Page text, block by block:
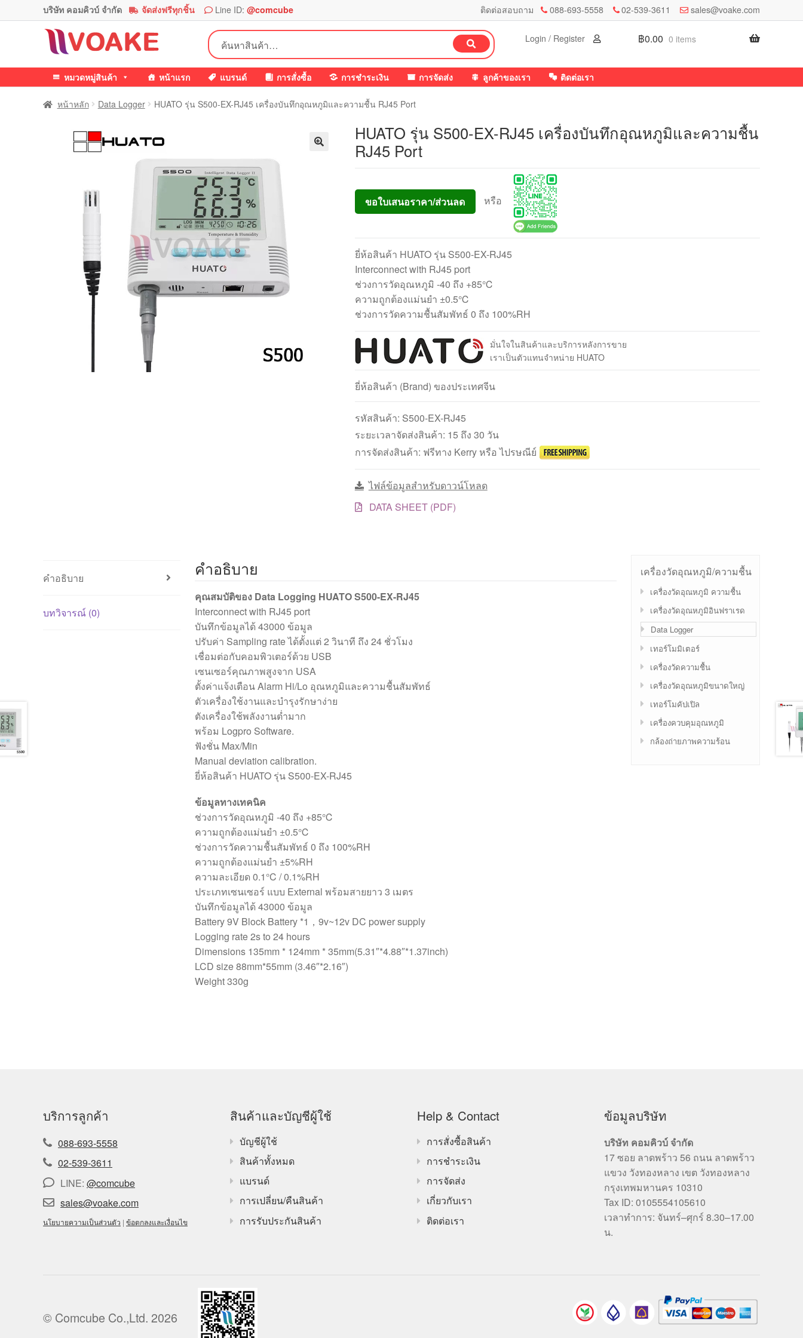
บริษัท คอมคิวบ์ จำกัด จัดส่งฟรีทุกชิ้น Line ID: @comcube ติดต่อสอบถาม 088-693-5558 02-539-3611 sales@voake.com
Skip
to
Skip
to
ค้นหา:
ค้นหา ฿0.00 0 items
Login / Register
หมวดหมู่สินค้า หน้าแรก แบรนด์ การสั่งซื้อ การชำระเงิน การจัดส่ง ลูกค้าของเรา ติดต่อเรา
หน้าหลัก Data Logger HUATO รุ่น S500-EX-RJ45 เครื่องบันทึกอุณหภูมิและความชื้น RJ45 Port
HUATO รุ่น S500-EX-RJ45 เครื่องบันทึกอุณหภูมิและความชื้น
RJ45 Port
ขอใบเสนอราคา/ส่วนลด หรือ
ยี่ห้อสินค้า HUATO รุ่น S500-EX-RJ45
Interconnect with RJ45 port
ช่วงการวัดอุณหภูมิ -40 ถึง +85℃
ความถูกต้องแม่นยำ ±0.5℃
ช่วงการวัดความชื้นสัมพัทธ์ 0 ถึง 100%RH
มั่นใจในสินค้าและบริการหลังการขาย
เราเป็นตัวแทนจำหน่าย HUATO
ยี่ห้อสินค้า (Brand) ของประเทศจีน
รหัสสินค้า: S500-EX-RJ45
ระยะเวลาจัดส่งสินค้า: 15 ถึง 30 วัน
การจัดส่งสินค้า: ฟรีทาง Kerry หรือ ไปรษณีย์
ไฟล์ข้อมูลสำหรับดาวน์โหลด
DATA SHEET (PDF)
คำอธิบาย
บทวิจารณ์ (0)
คำอธิบาย
คุณสมบัติของ Data Logging HUATO S500-EX-RJ45
Interconnect with RJ45 port
บันทึกข้อมูลได้ 43000 ข้อมูล
ปรับค่า Sampling rate ได้ตั้งแต่ 2 วินาที ถึง 24 ชั่วโมง
เชื่อมต่อกับคอมพิวเตอร์ด้วย USB
เซนเซอร์คุณภาพสูงจาก USA
ตั้งค่าแจ้งเตือน Alarm Hi/Lo อุณหภูมิและความชื้นสัมพัทธ์
ตัวเครื่องใช้งานและบำรุงรักษาง่าย
ตังเครื่องใช้พลังงานต่ำมาก
พร้อม Logpro Software.
ฟังชั่น Max/Min
Manual deviation calibration.
ยี่ห้อสินค้า HUATO รุ่น S500-EX-RJ45
ข้อมูลทางเทคนิค
ช่วงการวัดอุณหภูมิ -40 ถึง +85℃
ความถูกต้องแม่นยำ ±0.5℃
ช่วงการวัดความชื้นสัมพัทธ์ 0 ถึง 100%RH
ความถูกต้องแม่นยำ ±5%RH
ความละเอียด 0.1°C / 0.1%RH
ประเภทเซนเซอร์ แบบ External พร้อมสายยาว 3 เมตร
บันทึกข้อมูลได้ 43000 ข้อมูล
Battery 9V Block Battery *1，9v~12v DC power supply
Logging rate 2s to 24 hours
Dimensions 135mm * 124mm * 35mm(5.31″*4.88″*1.37inch)
LCD size 88mm*55mm (3.46″*2.16″)
Weight 330g
เครื่องวัดอุณหภูมิ/ความชื้น
เครื่องวัดอุณหภูมิ ความชื้น
เครื่องวัดอุณหภูมิอินฟราเรด
Data Logger
เทอร์โมมิเตอร์
เครื่องวัดความชื้น
เครื่องวัดอุณหภูมิขนาดใหญ่
เทอร์โมคัปเปิล
เครื่องควบคุมอุณหภูมิ
กล้องถ่ายภาพความร้อน
บริการลูกค้า
088-693-5558
02-539-3611
LINE: @comcube
sales@voake.com
นโยบายความเป็นส่วนตัว | ข้อตกลงและเงื่อนไข
สินค้าและบัญชีผู้ใช้
บัญชีผู้ใช้
สินค้าทั้งหมด
แบรนด์
การเปลี่ยน/คืนสินค้า
การรับประกันสินค้า
Help & Contact
การสั่งซื้อสินค้า
การชำระเงิน
การจัดส่ง
เกี่ยวกับเรา
ติดต่อเรา
ข้อมูลบริษัท
บริษัท คอมคิวบ์ จำกัด
17 ซอย ลาดพร้าว 56 ถนน ลาดพร้าว
แขวง วังทองหลาง เขต วังทองหลาง
กรุงเทพมหานคร 10310
Tax ID: 0105554105610
เวลาทำการ: จันทร์–ศุกร์ 8.30–17.00
น.
© Comcube Co.,Ltd. 2026